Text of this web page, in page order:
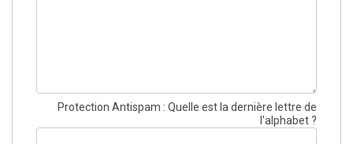
Protection Antispam : Quelle est la dernière lettre de
l'alphabet ?